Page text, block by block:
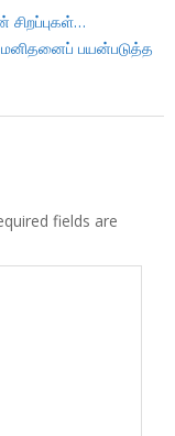
சிறப்புகள்…
மனிதனைப் பயன்படுத்த
fields are